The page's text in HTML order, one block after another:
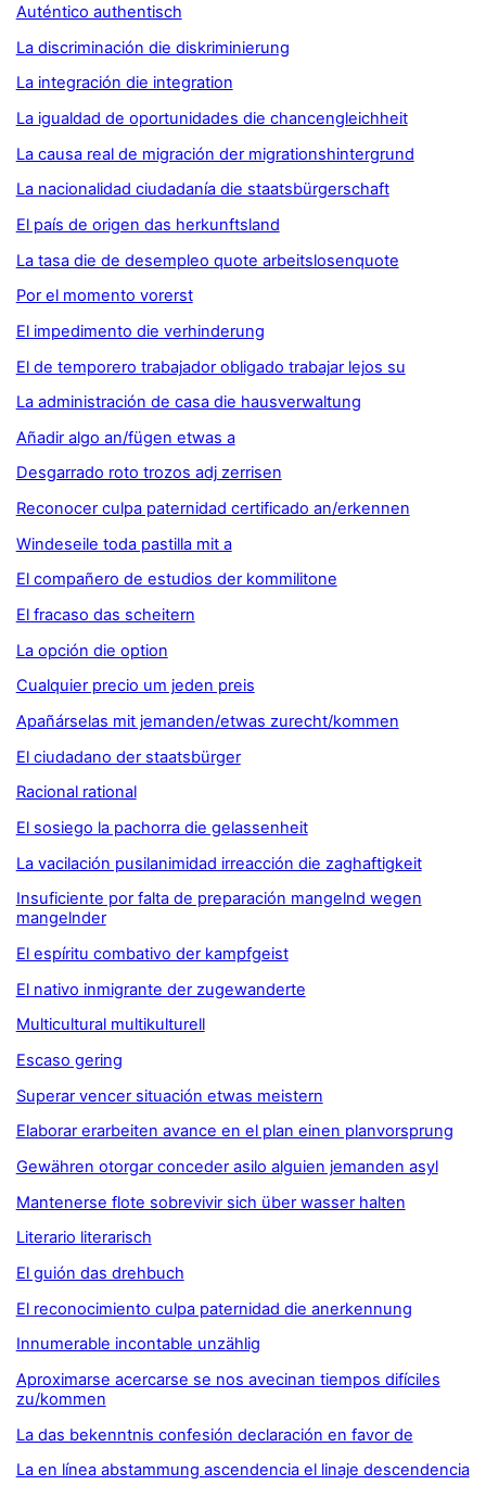
Auténtico authentisch
La discriminación die diskriminierung
La integración die integration
La igualdad de oportunidades die chancengleichheit
La causa real de migración der migrationshintergrund
La nacionalidad ciudadanía die staatsbürgerschaft
El país de origen das herkunftsland
La tasa die de desempleo quote arbeitslosenquote
Por el momento vorerst
El impedimento die verhinderung
El de temporero trabajador obligado trabajar lejos su
La administración de casa die hausverwaltung
Añadir algo an/fügen etwas a
Desgarrado roto trozos adj zerrisen
Reconocer culpa paternidad certificado an/erkennen
Windeseile toda pastilla mit a
El compañero de estudios der kommilitone
El fracaso das scheitern
La opción die option
Cualquier precio um jeden preis
Apañárselas mit jemanden/etwas zurecht/kommen
El ciudadano der staatsbürger
Racional rational
El sosiego la pachorra die gelassenheit
La vacilación pusilanimidad irreacción die zaghaftigkeit
Insuficiente por falta de preparación mangelnd wegen
mangelnder
El espíritu combativo der kampfgeist
El nativo inmigrante der zugewanderte
Multicultural multikulturell
Escaso gering
Superar vencer situación etwas meistern
Elaborar erarbeiten avance en el plan einen planvorsprung
Gewähren otorgar conceder asilo alguien jemanden asyl
Mantenerse flote sobrevivir sich über wasser halten
Literario literarisch
El guión das drehbuch
El reconocimiento culpa paternidad die anerkennung
Innumerable incontable unzählig
Aproximarse acercarse se nos avecinan tiempos difíciles
zu/kommen
La das bekenntnis confesión declaración en favor de
La en línea abstammung ascendencia el linaje descendencia